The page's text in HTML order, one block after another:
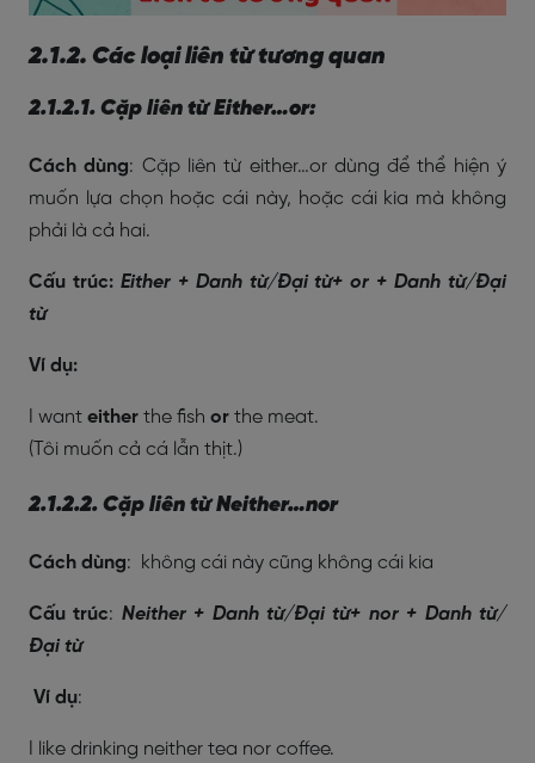
2.1.2. Các loại liên từ tương quan
2.1.2.1. Cặp liên từ Either…or:
Cách dùng: Cặp liên từ either…or dùng để thể hiện ý
muốn lựa chọn hoặc cái này, hoặc cái kia mà không
phải là cả hai.
Cấu trúc: Either + Danh từ/Đại từ+ or + Danh từ/Đại
từ
Ví dụ:
I want either the fish or the meat.
(Tôi muốn cả cá lẫn thịt.)
2.1.2.2. Cặp liên từ Neither…nor
Cách dùng: không cái này cũng không cái kia
Cấu trúc: Neither + Danh từ/Đại từ+ nor + Danh từ/
Đại từ
Ví dụ:
I like drinking neither tea nor coffee.